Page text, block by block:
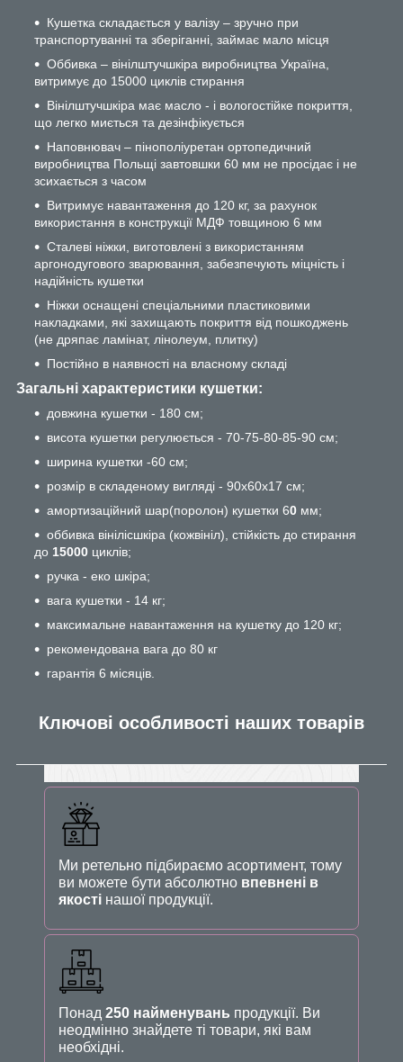
Кушетка складається у валізу – зручно при
транспортуванні та зберіганні, займає мало місця
Оббивка – вінілштучшкіра виробництва Україна,
витримує до 15000 циклів стирання
Вінілштучшкіра має масло - і вологостійке покриття,
що легко миється та дезінфікується
Наповнювач – пінополіуретан ортопедичний
виробництва Польщі завтовшки 60 мм не просідає і не
зсихається з часом
Витримує навантаження до 120 кг, за рахунок
використання в конструкції МДФ товщиною 6 мм
Сталеві ніжки, виготовлені з використанням
аргонодугового зварювання, забезпечують міцність і
надійність кушетки
Ніжки оснащені спеціальними пластиковими
накладками, які захищають покриття від пошкоджень
(не дряпає ламінат, лінолеум, плитку)
Постійно в наявності на власному складі
Загальні характеристики кушетки:
довжина кушетки - 180 см;
висота кушетки регулюється - 70-75-80-85-90 см;
ширина кушетки -60 см;
розмір в складеному вигляді - 90х60х17 см;
амортизаційний шар(поролон) кушетки 60 мм;
оббивка вінілісшкіра (кожвініл), стійкість до стирання
до 15000 циклів;
ручка - еко шкіра;
вага кушетки - 14 кг;
максимальне навантаження на кушетку до 120 кг;
рекомендована вага до 80 кг
гарантія 6 місяців.
Ключові особливості наших товарів
Ми ретельно підбираємо асортимент, тому
ви можете бути абсолютно впевнені в
якості нашої продукції.
Понад 250 найменувань продукції. Ви
неодмінно знайдете ті товари, які вам
необхідні.